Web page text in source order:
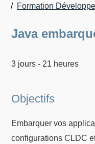
Formation
Java
3 jours - 21 heures
Objectifs
Embarquer vos
configurations CLDC